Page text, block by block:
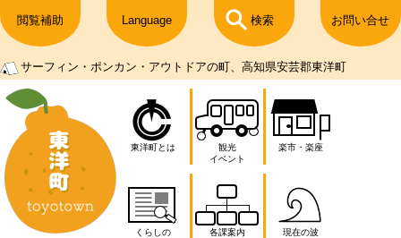
閲覧補助 Language 検索 お問い合せ
サーフィン・ポンカン・アウトドアの町、高知県安芸郡東洋町
東洋町とは
観光
イベント
楽市・楽座
くらしの
各課案内 現在の波